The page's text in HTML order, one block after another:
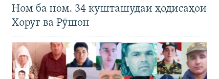
Ном ба ном. 34 кушташудаи ҳодисаҳои
Хоруғ ва Рӯшон